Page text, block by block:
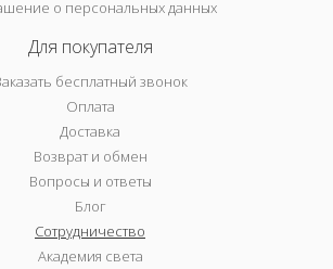
о персональных данных
Для покупателя
бесплатный звонок
Оплата
Доставка
Возврат и обмен
Вопросы и ответы
Блог
Сотрудничество
Академия света